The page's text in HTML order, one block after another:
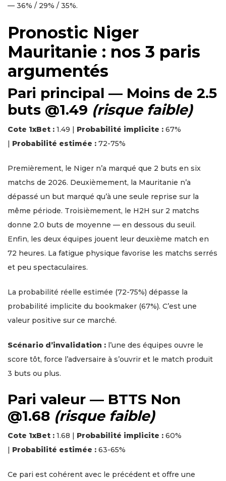
— 36% / 29% / 35%.
Pronostic Niger
Mauritanie : nos 3 paris
argumentés
Pari principal — Moins de 2.5
buts @1.49 (risque faible)
Cote 1xBet : 1.49 | Probabilité implicite : 67%
| Probabilité estimée : 72-75%
Premièrement, le Niger n’a marqué que 2 buts en six
matchs de 2026. Deuxièmement, la Mauritanie n’a
dépassé un but marqué qu’à une seule reprise sur la
même période. Troisièmement, le H2H sur 2 matchs
donne 2.0 buts de moyenne — en dessous du seuil.
Enfin, les deux équipes jouent leur deuxième match en
72 heures. La fatigue physique favorise les matchs serrés
et peu spectaculaires.
La probabilité réelle estimée (72-75%) dépasse la
probabilité implicite du bookmaker (67%). C’est une
valeur positive sur ce marché.
Scénario d’invalidation : l’une des équipes ouvre le
score tôt, force l’adversaire à s’ouvrir et le match produit
3 buts ou plus.
Pari valeur — BTTS Non
@1.68 (risque faible)
Cote 1xBet : 1.68 | Probabilité implicite : 60%
| Probabilité estimée : 63-65%
Ce pari est cohérent avec le précédent et offre une